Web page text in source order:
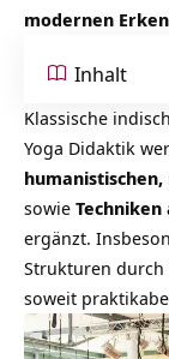
modernen
Inhalt
Klassische
Yoga Didaktik
sowie
ergänzt.
Strukturen durch
soweit